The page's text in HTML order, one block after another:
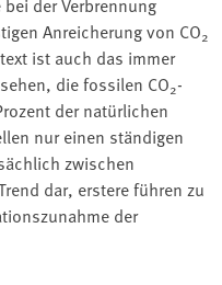
Anreicherung von CO2
ist auch das immer
die fossilen CO2-
der natürlichen
nur einen ständigen
zwischen
dar, erstere führen zu
der